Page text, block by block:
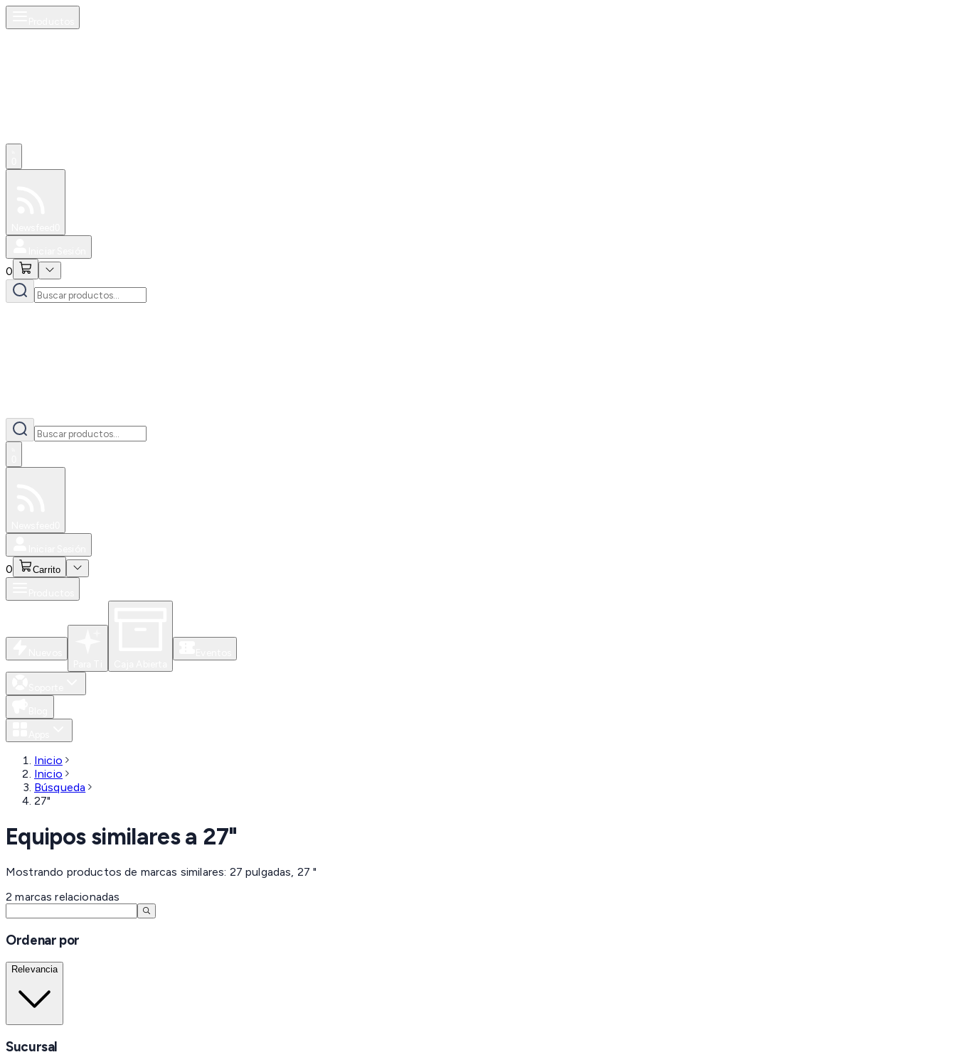
0
0 Carrito
Inicio
Inicio
Búsqueda
27"
Equipos similares a 27"
Mostrando productos de marcas similares: 27 pulgadas, 27 "
2 marcas relacionadas
Ordenar por
Relevancia
Sucursal